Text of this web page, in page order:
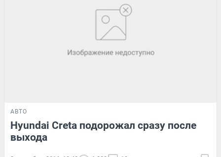
АВТО
Hyundai Creta подорожал сразу после
выхода